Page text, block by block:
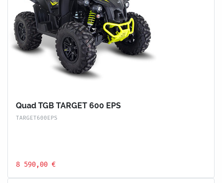
Quad TGB TARGET 600 EPS
TARGET600EPS
8 590,00 €